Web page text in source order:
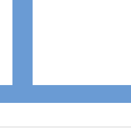
El Galope de la